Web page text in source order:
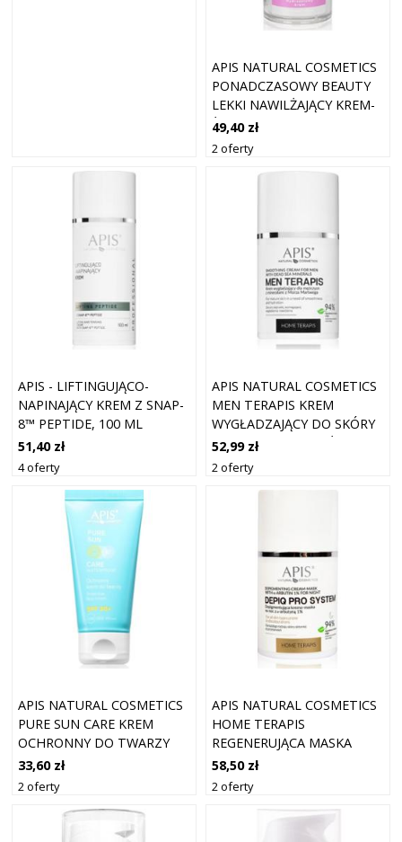
APIS NATURAL COSMETICS
PONADCZASOWY BEAUTY
LEKKI NAWILŻAJĄCY KREM-
ŻEL 50 ML
49,40 zł
2 oferty
APIS - LIFTINGUJĄCO-
NAPINAJĄCY KREM Z SNAP-
8™ PEPTIDE, 100 ML
51,40 zł
4 oferty
APIS NATURAL COSMETICS
MEN TERAPIS KREM
WYGŁADZAJĄCY DO SKÓRY
DOJRZAŁEJ DLA MĘŻCZYZN
50 ML
52,99 zł
2 oferty
APIS NATURAL COSMETICS
PURE SUN CARE KREM
OCHRONNY DO TWARZY
SPF 30 50 ML
33,60 zł
2 oferty
APIS NATURAL COSMETICS
HOME TERAPIS
REGENERUJĄCA MASKA
KREMOWA NA NOC DO
SKÓRY Z PRZEBARWIENIAMI
50 ML
58,50 zł
2 oferty